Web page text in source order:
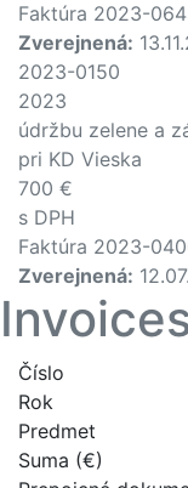
Faktúra 2023-
Zverejnená:
2023-0150
2023
údržbu zelene a
pri KD Vieska
700 €
s DPH
Faktúra 2023-
Zverejnená:
Číslo
Rok
Predmet
Suma (€)